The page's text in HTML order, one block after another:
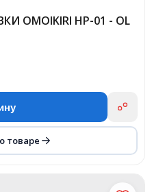
OMOIKIRI HP-01 - OL
товаре